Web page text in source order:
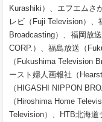
Kurashiki）、エフエムさ
レビ（Fuji Television）
Broadcasting）、福岡放
CORP.）、福島放送（
（Fukushima Television
ースト婦人画報社（
（HIGASHI NIPPON
（Hiroshima Home
Television）、HTB北海道